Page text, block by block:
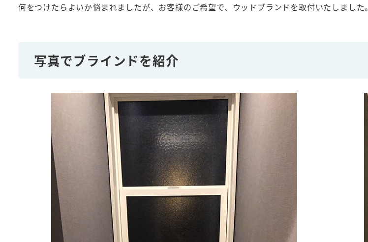
何をつけたらよいか悩まれましたが、お客様のご希望で、ウッドブランドを取付いたしました。
写真でブラインドを紹介